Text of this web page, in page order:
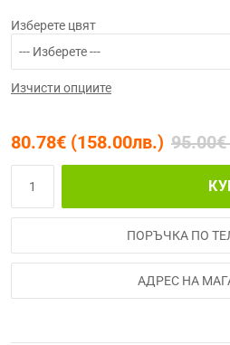
80.78€ (158.00лв.)
Изберете цвят
Изчисти опциите
ПОРЪЧКА ПО
АДРЕС НА